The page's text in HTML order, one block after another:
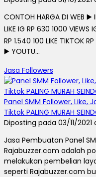
CONTOH HARGA DI WEB ▶️
LIKE IG RP 630 1000 VIEWS
RP 1.540 100 LIKE TIKTOK
▶️ YOUTU...
Jasa Followers
Panel SMM Follower,
Tiktok PALING MURAH
Diposting pada 03/11/2021
Jasa Pembuatan Panel
Rajabuzzer.com adalah
melakukan pembelian
seperti Rajabuzzer.com